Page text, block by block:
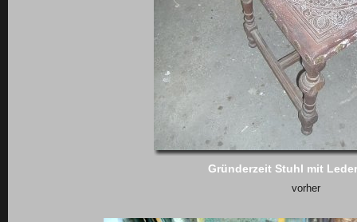
Gründerzeit Stuhl mit
vorher